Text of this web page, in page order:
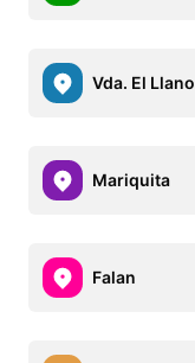
Vda. El Llano
Mariquita
Falan